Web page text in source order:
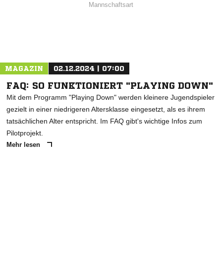
Mannschaftsart
MAGAZIN 02.12.2024 | 07:00
FAQ: SO FUNKTIONIERT "PLAYING DOWN"
Mit dem Programm "Playing Down" werden kleinere Jugendspieler
gezielt in einer niedrigeren Altersklasse eingesetzt, als es ihrem
tatsächlichen Alter entspricht. Im FAQ gibt's wichtige Infos zum
Pilotprojekt.
Mehr lesen